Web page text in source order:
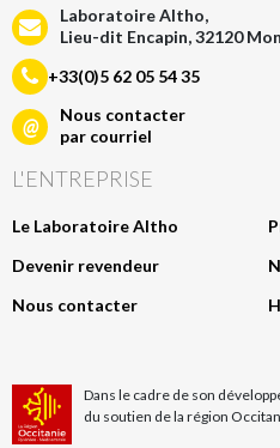
Laboratoire Altho,
Lieu-dit Encapin, 32120
+33(0)5 62 05 54 35
@
Nous contacter
par courriel
L'ENTREPRISE
Le Laboratoire Altho
Devenir revendeur
Nous contacter
Dans le cadre de son
du soutien de la région